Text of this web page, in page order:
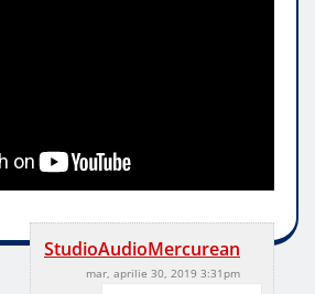
StudioAudioMercurean
mar, aprilie 30, 2019 3:31pm